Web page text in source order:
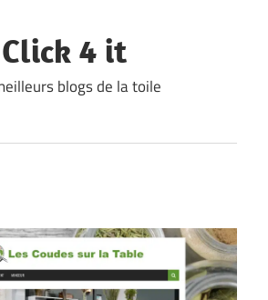
Click 4 it
blogs de la toile